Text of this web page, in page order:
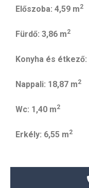
Előszoba: 4,59 m2
Fürdő: 3,86 m2
Konyha és étkező:
Nappali: 18,87 m2
Wc: 1,40 m2
Erkély: 6,55 m2